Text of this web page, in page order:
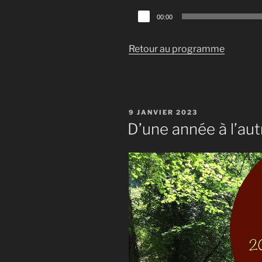
Lecteur
audio
00:00
Retour au programme
PUBLIÉ
LE
9 JANVIER 2023
D’une année à